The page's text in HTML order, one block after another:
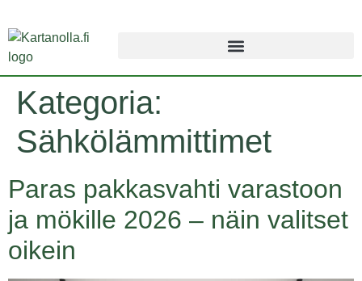
Kategoria:
Sähkölämmittimet
Paras pakkasvahti varastoon
ja mökille 2026 – näin valitset
oikein